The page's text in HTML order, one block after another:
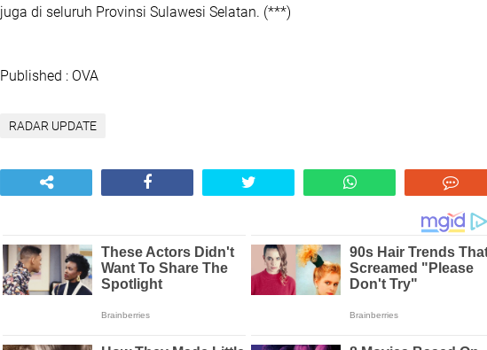
juga di seluruh Provinsi Sulawesi Selatan. (***)
Published : OVA
RADAR UPDATE